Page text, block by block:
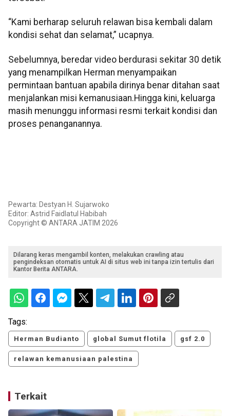
“Kami berharap seluruh relawan bisa kembali dalam
kondisi sehat dan selamat,” ucapnya.
Sebelumnya, beredar video berdurasi sekitar 30 detik
yang menampilkan Herman menyampaikan
permintaan bantuan apabila dirinya benar ditahan saat
menjalankan misi kemanusiaan.Hingga kini, keluarga
masih menunggu informasi resmi terkait kondisi dan
proses penanganannya.
Pewarta: Destyan H. Sujarwoko
Editor: Astrid Faidlatul Habibah
Copyright © ANTARA JATIM 2026
Dilarang keras mengambil konten, melakukan crawling atau
pengindeksan otomatis untuk AI di situs web ini tanpa izin tertulis dari
Kantor Berita ANTARA.
Tags:
Herman Budianto global Sumut flotila gsf 2.0
relawan kemanusiaan palestina
Terkait